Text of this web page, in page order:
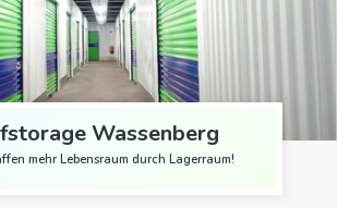
Wassenberg
mehr Lebensraum durch Lagerraum!